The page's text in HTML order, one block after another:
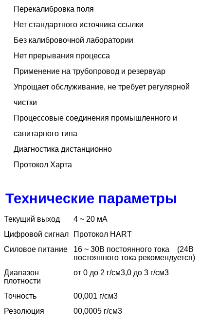
Перекалибровка поля
Нет стандартного источника ссылки
Без калибровочной лаборатории
Нет прерывания процесса
Применение на трубопровод и резервуар
Упрощает обслуживание, не требует регулярной
чистки
Процессовые соединения промышленного и
санитарного типа
Диагностика дистанционно
Протокол Харта
Технические параметры
Текущий выход
4 ~ 20 мА
Цифровой сигнал
Протокол HART
Силовое питание
16 ~ 30В постоянного тока
(24В
постоянного тока рекомендуется)
Диапазон
плотности
от 0 до 2 г/см3,0 до 3 г/см3
Точность
00,001 г/см3
Резолюция
00,0005 г/см3